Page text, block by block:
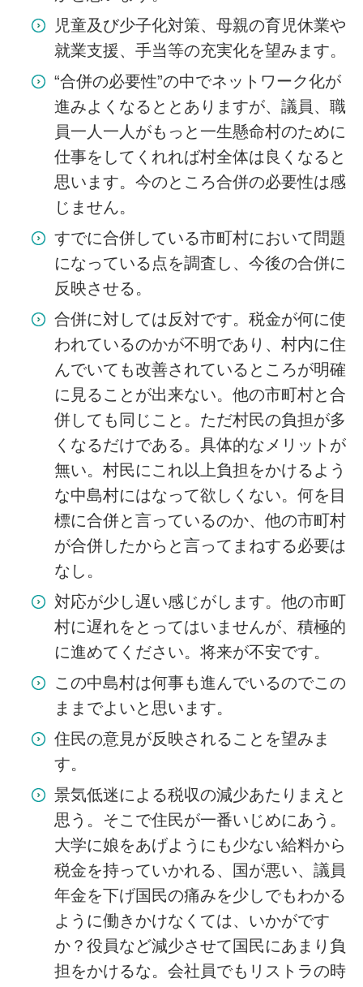
児童及び少子化対策、母親の育児休業や
就業支援、手当等の充実化を望みます。
“合併の必要性”の中でネットワーク化が
進みよくなるととありますが、議員、職
員一人一人がもっと一生懸命村のために
仕事をしてくれれば村全体は良くなると
思います。今のところ合併の必要性は感
じません。
すでに合併している市町村において問題
になっている点を調査し、今後の合併に
反映させる。
合併に対しては反対です。税金が何に使
われているのかが不明であり、村内に住
んでいても改善されているところが明確
に見ることが出来ない。他の市町村と合
併しても同じこと。ただ村民の負担が多
くなるだけである。具体的なメリットが
無い。村民にこれ以上負担をかけるよう
な中島村にはなって欲しくない。何を目
標に合併と言っているのか、他の市町村
が合併したからと言ってまねする必要は
なし。
対応が少し遅い感じがします。他の市町
村に遅れをとってはいませんが、積極的
に進めてください。将来が不安です。
この中島村は何事も進んでいるのでこの
ままでよいと思います。
住民の意見が反映されることを望みま
す。
景気低迷による税収の減少あたりまえと
思う。そこで住民が一番いじめにあう。
大学に娘をあげようにも少ない給料から
税金を持っていかれる、国が悪い、議員
年金を下げ国民の痛みを少しでもわかる
ように働きかけなくては、いかがです
か？役員など減少させて国民にあまり負
担をかけるな。会社員でもリストラの時